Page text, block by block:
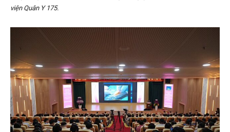
viện Quân Y 175.